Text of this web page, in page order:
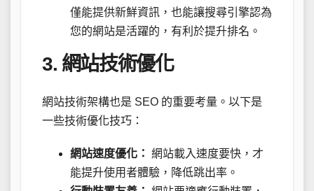
僅能提供新鮮資訊，也能讓搜尋引擎認為
您的網站是活躍的，有利於提升排名。
3. 網站技術優化
網站技術架構也是 SEO 的重要考量。以下是
一些技術優化技巧：
網站速度優化： 網站載入速度要快，才
能提升使用者體驗，降低跳出率。